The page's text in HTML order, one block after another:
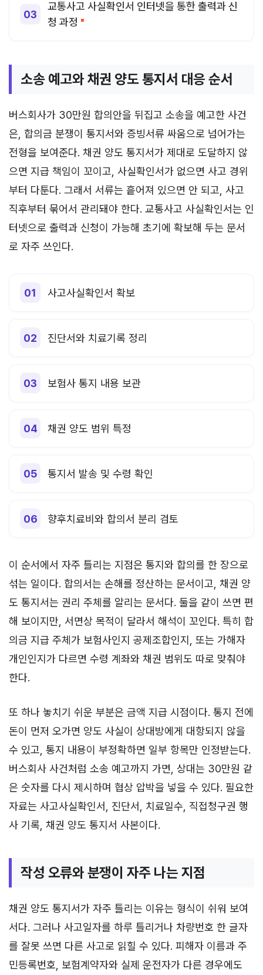
교통사고 사실확인서 인터넷을 통한 출력과 신
청 과정
소송 예고와 채권 양도 통지서 대응 순서
버스회사가 30만원 합의안을 뒤집고 소송을 예고한 사건
은, 합의금 분쟁이 통지서와 증빙서류 싸움으로 넘어가는
전형을 보여준다. 채권 양도 통지서가 제대로 도달하지 않
으면 지급 책임이 꼬이고, 사실확인서가 없으면 사고 경위
부터 다툰다. 그래서 서류는 흩어져 있으면 안 되고, 사고
직후부터 묶어서 관리돼야 한다. 교통사고 사실확인서는 인
터넷으로 출력과 신청이 가능해 초기에 확보해 두는 문서
로 자주 쓰인다.
사고사실확인서 확보
진단서와 치료기록 정리
보험사 통지 내용 보관
채권 양도 범위 특정
통지서 발송 및 수령 확인
향후치료비와 합의서 분리 검토
이 순서에서 자주 틀리는 지점은 통지와 합의를 한 장으로
섞는 일이다. 합의서는 손해를 정산하는 문서이고, 채권 양
도 통지서는 권리 주체를 알리는 문서다. 둘을 같이 쓰면 편
해 보이지만, 서면상 목적이 달라서 해석이 꼬인다. 특히 합
의금 지급 주체가 보험사인지 공제조합인지, 또는 가해자
개인인지가 다르면 수령 계좌와 채권 범위도 따로 맞춰야
한다.
또 하나 놓치기 쉬운 부분은 금액 지급 시점이다. 통지 전에
돈이 먼저 오가면 양도 사실이 상대방에게 대항되지 않을
수 있고, 통지 내용이 부정확하면 일부 항목만 인정받는다.
버스회사 사건처럼 소송 예고까지 가면, 상대는 30만원 같
은 숫자를 다시 제시하며 협상 압박을 넣을 수 있다. 필요한
자료는 사고사실확인서, 진단서, 치료일수, 직접청구권 행
사 기록, 채권 양도 통지서 사본이다.
작성 오류와 분쟁이 자주 나는 지점
채권 양도 통지서가 자주 틀리는 이유는 형식이 쉬워 보여
서다. 그러나 사고일자를 하루 틀리거나 차량번호 한 글자
를 잘못 쓰면 다른 사고로 읽힐 수 있다. 피해자 이름과 주
민등록번호, 보험계약자와 실제 운전자가 다른 경우에도